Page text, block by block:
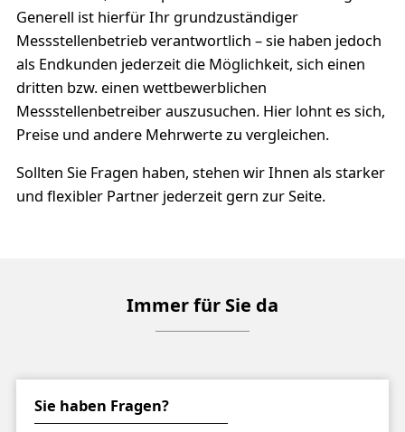
Generell ist hierfür Ihr grundzuständiger
Messstellenbetrieb verantwortlich – sie haben jedoch
als Endkunden jederzeit die Möglichkeit, sich einen
dritten bzw. einen wettbewerblichen
Messstellenbetreiber auszusuchen. Hier lohnt es sich,
Preise und andere Mehrwerte zu vergleichen.
Sollten Sie Fragen haben, stehen wir Ihnen als starker
und flexibler Partner jederzeit gern zur Seite.
Immer für Sie da
Sie haben Fragen?